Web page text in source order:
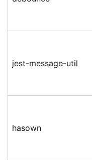
jest-message-util
hasown